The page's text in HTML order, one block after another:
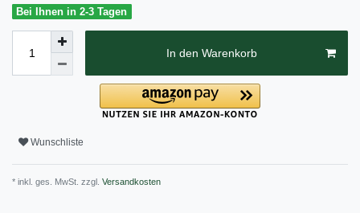
Bei Ihnen in 2-3 Tagen
In den Warenkorb
Wunschliste
* inkl. ges. MwSt. zzgl. Versandkosten